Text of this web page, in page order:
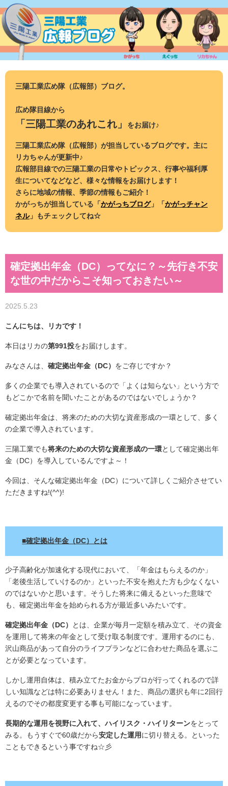
ン
テ
ツ
三陽工業広め隊（広報部）ブログ。
広め隊目線から
「三陽工業のあれこれ」 をお届け♪
三陽工業広め隊（広報部）が担当しているブログです。主に
リカちゃんが更新中♪
広報部目線での三陽工業の日常やトピックス、行事や福利厚
生についてなどなど、様々な情報をお届けします！
さらに地域の情報、季節の情報もご紹介！
かがっちが担当している「かがっちブログ」「かがっチャン
ネル」もチェックしてね☆
確定拠出年金（DC）ってなに？～先行き不安
な世の中だからこそ知っておきたい～
2025.5.23
こんにちは、リカです！
本日はリカの第991投をお届けします。
みなさんは、 確定拠出年金（DC） をご存じですか？
多くの企業でも導入されているので「よくは知らない」という方で
もどこかで名前を聞いたことがあるのではないでしょうか？
確定拠出年金は、将来のための大切な資産形成の一環として、多く
の企業で導入されています。
三陽工業でも将来のための大切な資産形成の一環として確定拠出年
金（DC）を導入しているんですよ～！
今回は、そんな確定拠出年金（DC）について詳しくご紹介させてい
ただきますね!(^^)!
■確定拠出年金（DC）とは
少子高齢化が加速化する現代において、「年金はもらえるのか」
「老後生活していけるのか」といった不安を抱えた方も少なくない
のではないかと思います。そうした将来に備えるといった意味で
も、確定拠出年金を始められる方が最近多いみたいです。
確定拠出年金（DC）
とは、企業が毎月一定額を積み立て、その資金
を運用して将来の年金として受け取る制度です。運用するのにも、
沢山商品があって自分のライフプランなどに合わせた商品を選ぶこ
とが必要となっています。
しかし運用自体は、積み立てたお金からプロが行ってくれるので詳
しい知識などは特に必要ありません！また、商品の選択も年に2回行
えるのでその都度変更する事も可能になっています。
長期的な運用を視野に入れて、ハイリスク・ハイリターンをとって
みる。もうすぐで60歳だから安定した運用に切り替える。といった
こともできるという事ですね☆彡